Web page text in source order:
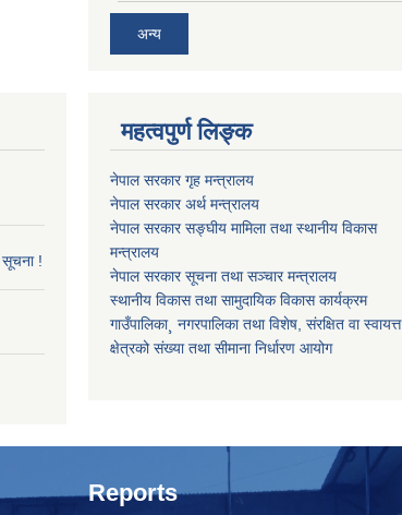
अन्य
सूचना !
महत्वपुर्ण लिङ्क
नेपाल सरकार गृह मन्त्रालय
नेपाल सरकार अर्थ मन्त्रालय
नेपाल सरकार सङ्घीय मामिला तथा स्थानीय विकास
मन्त्रालय
नेपाल सरकार सूचना तथा सञ्चार मन्त्रालय
स्थानीय विकास तथा सामुदायिक विकास कार्यक्रम
गाउँपालिका¸ नगरपालिका तथा विशेष, संरक्षित वा स्वायत्त
क्षेत्रको संख्या तथा सीमाना निर्धारण आयोग
Reports